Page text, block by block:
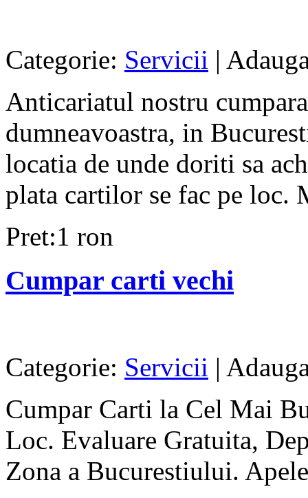
Categorie: Servicii |
Anticariatul nostru
dumneavoastra, in
locatia de unde doriti sa
plata cartilor se fac pe loc.
Pret:1 ron
Cumpar carti vechi
Categorie: Servicii |
Cumpar Carti la Cel Mai
Loc. Evaluare Gratuita,
Zona a Bucurestiului.